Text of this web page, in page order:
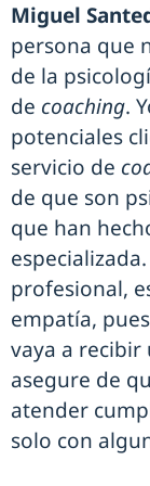
Miguel
persona que
de la
de coaching.
potenciales
servicio de
de que son
que han
profesional,
empatía,
vaya a recibir
asegure de
atender
solo con